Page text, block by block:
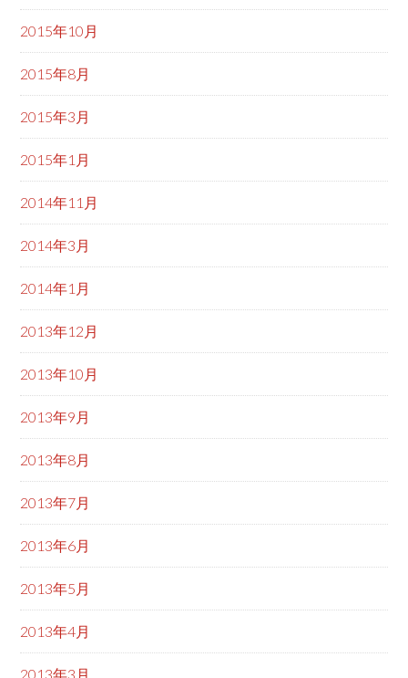
2015年10月
2015年8月
2015年3月
2015年1月
2014年11月
2014年3月
2014年1月
2013年12月
2013年10月
2013年9月
2013年8月
2013年7月
2013年6月
2013年5月
2013年4月
2013年3月